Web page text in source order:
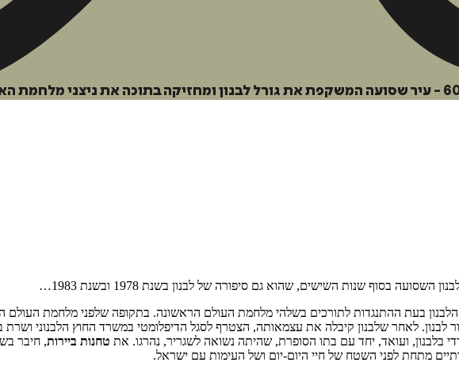
בסוף שנות השישים, שהוא גם סיפורה של לבנון בשנת 1978 ובשנת 1983…
על רקע הרעב הגדול בהר הלבנון בעת ההתנגדות לתורכים בשלהי מלחמת העולם הראשונה. בתקופה שלפני
לבנון. לאחר שלבנון קיבלה את עצמאותה, הצטרף לסגל הדיפלומטי במשרד החוץ הלבנוני
טחנות ביירות
מתחת לפני השטח של חיי היום-יום ושל העימות עם ישראל.